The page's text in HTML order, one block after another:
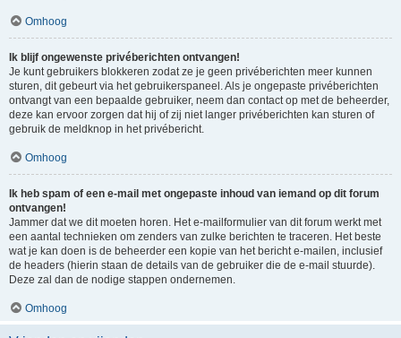
Omhoog
Ik blijf ongewenste privéberichten ontvangen!
Je kunt gebruikers blokkeren zodat ze je geen privéberichten meer kunnen
sturen, dit gebeurt via het gebruikerspaneel. Als je ongepaste privéberichten
ontvangt van een bepaalde gebruiker, neem dan contact op met de beheerder,
deze kan ervoor zorgen dat hij of zij niet langer privéberichten kan sturen of
gebruik de meldknop in het privébericht.
Omhoog
Ik heb spam of een e-mail met ongepaste inhoud van iemand op dit forum
ontvangen!
Jammer dat we dit moeten horen. Het e-mailformulier van dit forum werkt met
een aantal technieken om zenders van zulke berichten te traceren. Het beste
wat je kan doen is de beheerder een kopie van het bericht e-mailen, inclusief
de headers (hierin staan de details van de gebruiker die de e-mail stuurde).
Deze zal dan de nodige stappen ondernemen.
Omhoog